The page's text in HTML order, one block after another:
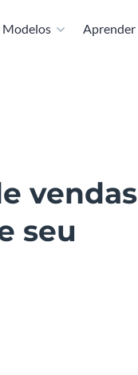
Modelos Aprender
vendas
seu